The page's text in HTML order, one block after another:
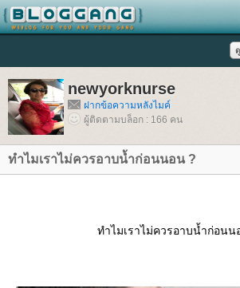
newyorknurse
ฝากข้อความหลังไมค์
ผู้ติดตามบล็อก : 166 คน
ทำไมเราไม่ควรอาบน้ำก่อนนอน ?
ทำไมเราไม่ควรอาบน้ำก่อนน